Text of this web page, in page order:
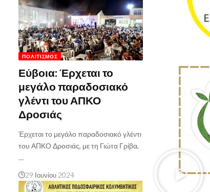
ΠΟΛΙΤΙΣΜΌΣ
Εύβοια: Έρχεται το
μεγάλο παραδοσιακό
γλέντι του ΑΠΚΟ
Δροσιάς
Έρχεται το μεγάλο παραδοσιακό γλέντι
του ΑΠΚΟ Δροσιάς, με τη Γιώτα Γρίβα,
…
29 Ιουνίου 2024